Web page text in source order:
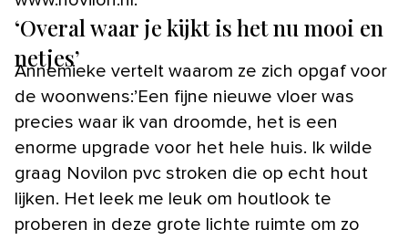
‘Overal waar je kijkt is het nu mooi en
netjes’
Annemieke vertelt waarom ze zich opgaf voor
de woonwens:’Een fijne nieuwe vloer was
precies waar ik van droomde, het is een
enorme upgrade voor het hele huis. Ik wilde
graag Novilon pvc stroken die op echt hout
lijken. Het leek me leuk om houtlook te
proberen in deze grote lichte ruimte om zo